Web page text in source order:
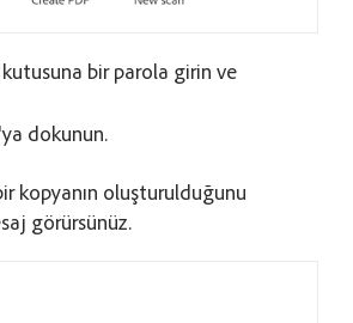
bir parola girin ve
'ya dokunun.
kopyanın oluşturulduğunu
görürsünüz.